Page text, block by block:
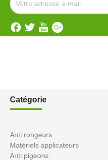
Catégorie
Anti rongeurs
Matériels applicateurs
Anti pigeons